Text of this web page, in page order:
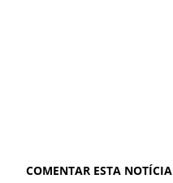
COMENTAR ESTA NOTÍCIA